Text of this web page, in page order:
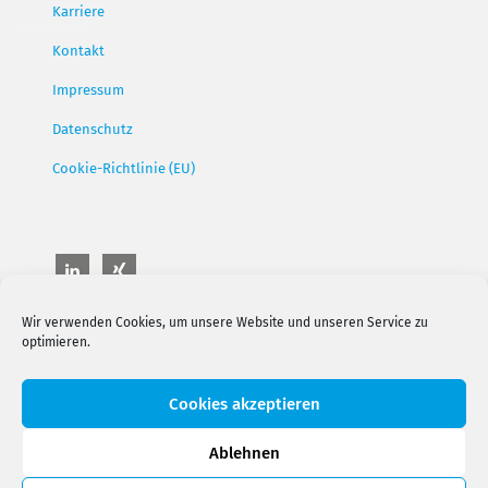
Wir verwenden Cookies, um unsere Website und unseren Service zu
optimieren.
Cookies akzeptieren
Ablehnen
Karriere
Kontakt
Impressum
Datenschutz
Cookie-Richtlinie (EU)